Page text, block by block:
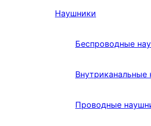
Наушники
Беспроводные
Внутриканальные
Проводные